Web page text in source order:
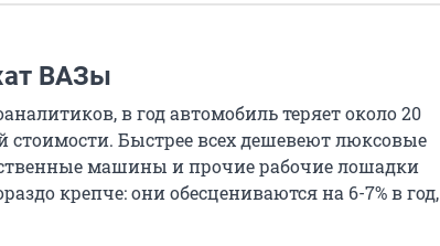
ВАЗы
в год автомобиль теряет около 20
стоимости. Быстрее всех дешевеют люксовые
машины и прочие рабочие лошадки
крепче: они обесцениваются на 6-7% в